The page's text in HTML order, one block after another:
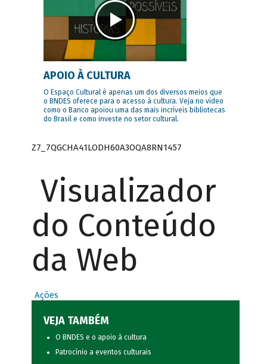
APOIO À CULTURA
O Espaço Cultural é apenas um dos diversos meios que
o BNDES oferece para o acesso à cultura. Veja no vídeo
como o Banco apoiou uma das mais incríveis bibliotecas
do Brasil e como investe no setor cultural.
Z7_7QGCHA41LODH60A3OQA8RN1457
Visualizador
do Conteúdo
da Web
Ações
VEJA TAMBÉM
O BNDES e o apoio à cultura
Patrocínio a eventos culturais